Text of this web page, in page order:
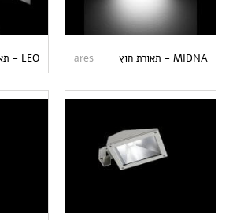
MIDNA – תאורת חוץ ares LEO – תאורת חוץ